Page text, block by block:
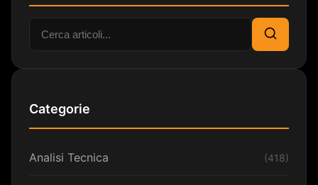
Cerca:
Cerca
Categorie
Analisi Tecnica (418)